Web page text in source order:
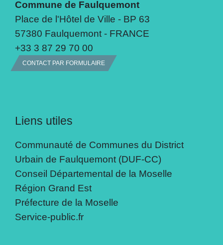
Commune de Faulquemont
Place de l'Hôtel de Ville - BP 63
57380 Faulquemont - FRANCE
+33 3 87 29 70 00
CONTACT PAR FORMULAIRE
Liens utiles
Communauté de Communes du District
Urbain de Faulquemont (DUF-CC)
Conseil Départemental de la Moselle
Région Grand Est
Préfecture de la Moselle
Service-public.fr